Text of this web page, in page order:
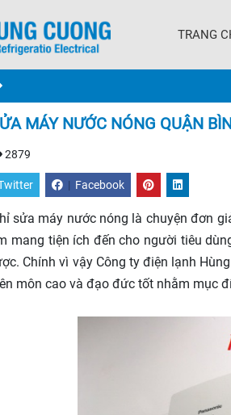
TRANG
MÁY NƯỚC NÓNG QUẬN
2879
| Facebook
sửa máy nước nóng là chuyện đơn
mang tiện ích đến cho người tiêu
Chính vì vậy Công ty điện lạnh
môn cao và đạo đức tốt nhằm mục